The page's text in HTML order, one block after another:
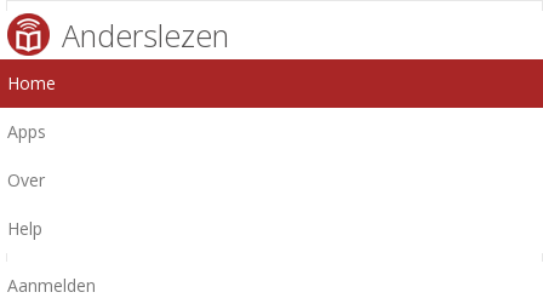
Anderslezen
Home
Apps
Over
Help
Aanmelden